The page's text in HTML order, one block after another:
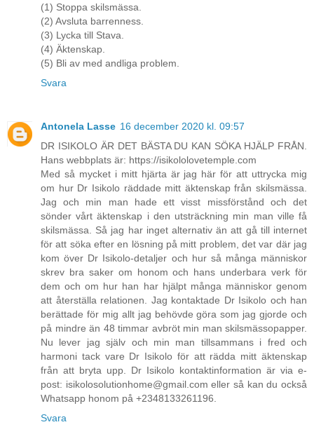
(1) Stoppa skilsmässa.
(2) Avsluta barrenness.
(3) Lycka till Stava.
(4) Äktenskap.
(5) Bli av med andliga problem.
Svara
Antonela Lasse 16 december 2020 kl. 09:57
DR ISIKOLO ÄR DET BÄSTA DU KAN SÖKA HJÄLP FRÅN.
Hans webbplats är: https://isikololovetemple.com
Med så mycket i mitt hjärta är jag här för att uttrycka mig
om hur Dr Isikolo räddade mitt äktenskap från skilsmässa.
Jag och min man hade ett visst missförstånd och det
sönder vårt äktenskap i den utsträckning min man ville få
skilsmässa. Så jag har inget alternativ än att gå till internet
för att söka efter en lösning på mitt problem, det var där jag
kom över Dr Isikolo-detaljer och hur så många människor
skrev bra saker om honom och hans underbara verk för
dem och om hur han har hjälpt många människor genom
att återställa relationen. Jag kontaktade Dr Isikolo och han
berättade för mig allt jag behövde göra som jag gjorde och
på mindre än 48 timmar avbröt min man skilsmässopapper.
Nu lever jag själv och min man tillsammans i fred och
harmoni tack vare Dr Isikolo för att rädda mitt äktenskap
från att bryta upp. Dr Isikolo kontaktinformation är via e-
post: isikolosolutionhome@gmail.com eller så kan du också
Whatsapp honom på +2348133261196.
Svara